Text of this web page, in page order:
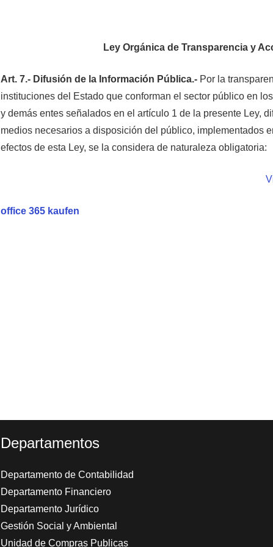
Ley Orgánica de Transparencia y
Art. 7.- Difusión de la Información Pública.- Por la
instituciones del Estado que conforman el sector público en
y demás entes señalados en el artículo 1 de la presente Ley,
medios necesarios a disposición del público, implementados
efectos de esta Ley, se la considera de naturaleza obligatoria:
office 365 kaufen
Departamentos
Departamento de Contabilidad
Departamento Financiero
Departamento Jurídico
Gestión Social y Ambiental
Unidad de Compras Publicas